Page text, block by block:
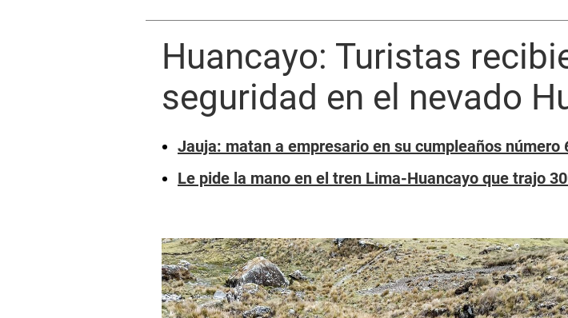
Huancayo: Turistas
seguridad en el nevado
Jauja: matan a empresario en su cumpleaños número
Le pide la mano en el tren Lima-Huancayo que trajo